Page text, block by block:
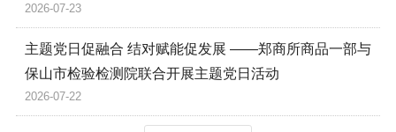
2026-07-23
主题党日促融合 结对赋能促发展 ——郑商所商品一部与
保山市检验检测院联合开展主题党日活动
2026-07-22